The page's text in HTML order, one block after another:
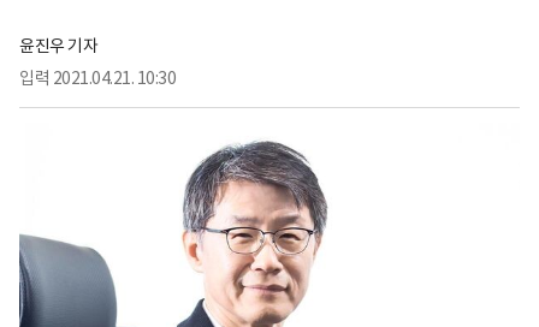
윤진우 기자
입력 2021.04.21. 10:30